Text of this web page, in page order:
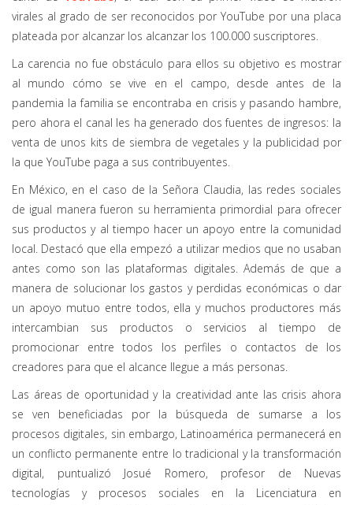
virales al grado de ser reconocidos por YouTube por una placa
plateada por alcanzar los alcanzar los 100.000 suscriptores.
La carencia no fue obstáculo para ellos su objetivo es mostrar
al mundo cómo se vive en el campo, desde antes de la
pandemia la familia se encontraba en crisis y pasando hambre,
pero ahora el canal les ha generado dos fuentes de ingresos: la
venta de unos kits de siembra de vegetales y la publicidad por
la que YouTube paga a sus contribuyentes.
En México, en el caso de la Señora Claudia, las redes sociales
de igual manera fueron su herramienta primordial para ofrecer
sus productos y al tiempo hacer un apoyo entre la comunidad
local. Destacó que ella empezó a utilizar medios que no usaban
antes como son las plataformas digitales. Además de que a
manera de solucionar los gastos y perdidas económicas o dar
un apoyo mutuo entre todos, ella y muchos productores más
intercambian sus productos o servicios al tiempo de
promocionar entre todos los perfiles o contactos de los
creadores para que el alcance llegue a más personas.
Las áreas de oportunidad y la creatividad ante las crisis ahora
se ven beneficiadas por la búsqueda de sumarse a los
procesos digitales, sin embargo, Latinoamérica permanecerá en
un conflicto permanente entre lo tradicional y la transformación
digital, puntualizó Josué Romero, profesor de Nuevas
tecnologías y procesos sociales en la Licenciatura en